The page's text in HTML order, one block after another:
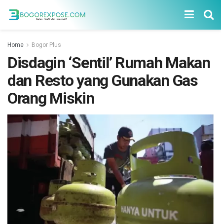
Home Bogor Plus
Disdagin ‘Sentil’ Rumah Makan
dan Resto yang Gunakan Gas
Orang Miskin